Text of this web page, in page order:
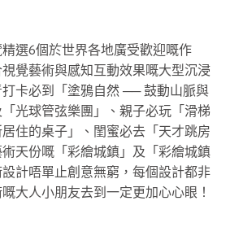
選6個於世界各地廣受歡迎嘅作
覺藝術與感知互動效果嘅大型沉浸
卡必到「塗鴉自然 ── 鼓動山脈與
光球管弦樂團」、親子必玩「滑梯
住的桌子」、閨蜜必去「天才跳房
天份嘅「彩繪城鎮」及「彩繪城鎮
計唔單止創意無窮，每個設計都非
大人小朋友去到一定更加心心眼！